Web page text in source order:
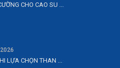
CHO CAO SU ...
LỰA CHỌN THAN ...